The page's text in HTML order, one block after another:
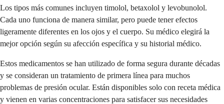
Los tipos más comunes incluyen timolol, betaxolol y levobunolol.
Cada uno funciona de manera similar, pero puede tener efectos
ligeramente diferentes en los ojos y el cuerpo. Su médico elegirá la
mejor opción según su afección específica y su historial médico.
Estos medicamentos se han utilizado de forma segura durante décadas
y se consideran un tratamiento de primera línea para muchos
problemas de presión ocular. Están disponibles solo con receta médica
y vienen en varias concentraciones para satisfacer sus necesidades